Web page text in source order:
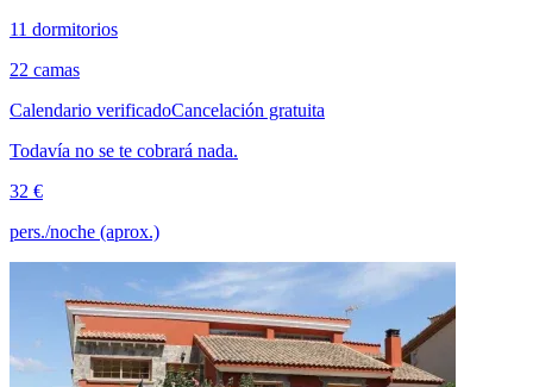
11 dormitorios
22 camas
Calendario verificadoCancelación gratuita
Todavía no se te cobrará nada.
32 €
pers./noche (aprox.)